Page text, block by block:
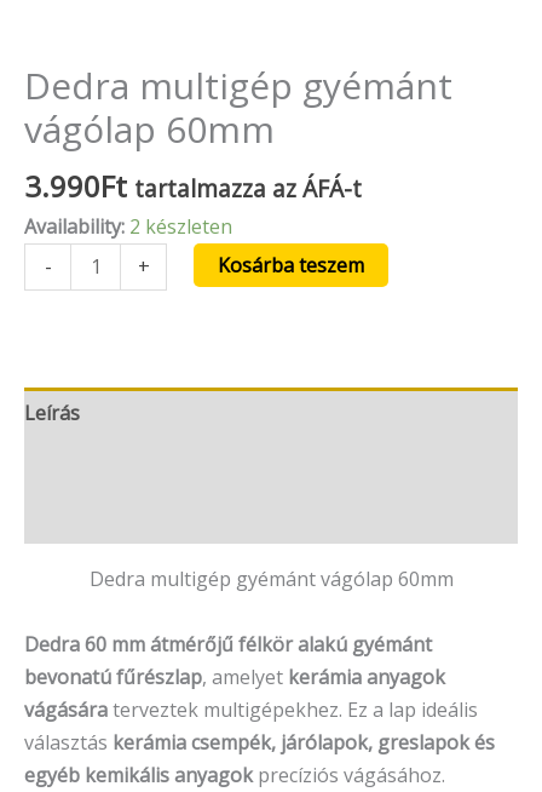
Dedra multigép gyémánt
vágólap 60mm
3.990Ft tartalmazza az ÁFÁ-t
Availability: 2 készleten
-
+ Kosárba teszem
Leírás
Dedra multigép gyémánt vágólap 60mm
Dedra60 mm átmérőjű félkör alakú gyémánt
bevonatú fűrészlap, amelyet kerámia anyagok
vágásáraterveztek multigépekhez. Ez a lap ideális
választás kerámia csempék, járólapok, greslapok és
egyéb kemikális anyagokprecíziós vágásához.